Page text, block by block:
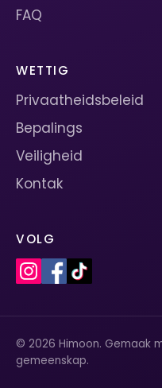
FAQ
WETTIG
Privaatheidsbeleid
Bepalings
Veiligheid
Kontak
VOLG
© 2026 Himoon. Gemaak
gemeenskap.